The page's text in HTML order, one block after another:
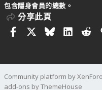
包含隱身會員的總數。
分享此頁
FacebookBluesky
Community platform by XenForo
add-ons by ThemeHouse